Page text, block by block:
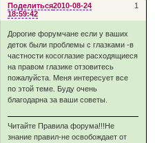
Поделиться 1
2010-08-24
18:59:42
Дорогие форумчане если у ваших
деток были проблемы с глазками -в
частности косоглазие расходящиеся
на правом глазике отзовитесь
пожалуйста. Меня интересует все
по этой теме. Буду очень
благодарна за ваши советы.
Читайте Правила форума!!!Не
знание правил-не освобождает от